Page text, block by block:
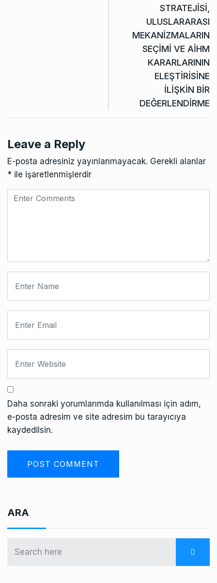
STRATEJİSİ,
ULUSLARARASI
MEKANİZMALARIN
SEÇİMİ VE AİHM
KARARLARININ
ELEŞTİRİSİNE
İLİŞKİN BİR
DEĞERLENDİRME
Leave a Reply
E-posta adresiniz yayınlanmayacak. Gerekli alanlar
* ile işaretlenmişlerdir
Daha sonraki yorumlarımda kullanılması için adım,
e-posta adresim ve site adresim bu tarayıcıya
kaydedilsin.
ARA